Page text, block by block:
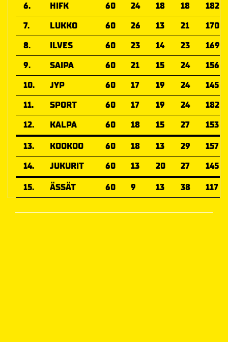
6.
HIFK 60 24 18 18
182
7.
LUKKO 60 26 13 21
170
8.
ILVES 60 23 14 23
169
9.
SAIPA 60 21 15 24
156
10.
JYP 60 17 19 24
145
11.
SPORT 60 17 19 24
182
12.
KALPA 60 18 15 27
153
13.
KOOKOO 60 18 13 29
157
14.
JUKURIT 60 13 20 27
145
15.
ÄSSÄT 60 9 13 38 117